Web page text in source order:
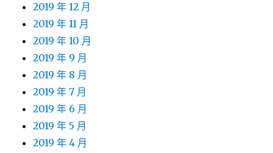
2019 年 12 月
2019 年 11 月
2019 年 10 月
2019 年 9 月
2019 年 8 月
2019 年 7 月
2019 年 6 月
2019 年 5 月
2019 年 4 月